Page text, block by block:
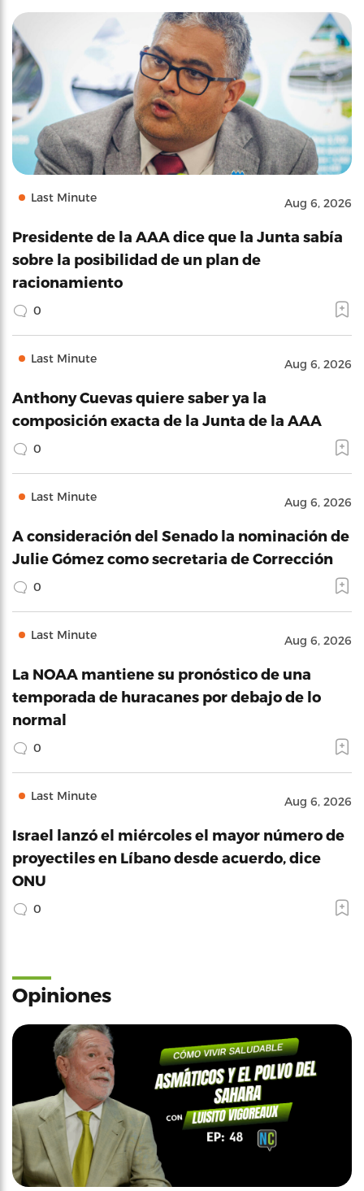
Last Minute Aug 6, 2026
Presidente de la AAA dice que la Junta sabía
sobre la posibilidad de un plan de
racionamiento
0
Last Minute Aug 6, 2026
Anthony Cuevas quiere saber ya la
composición exacta de la Junta de la AAA
0
Last Minute Aug 6, 2026
A consideración del Senado la nominación de
Julie Gómez como secretaria de Corrección
0
Last Minute Aug 6, 2026
La NOAA mantiene su pronóstico de una
temporada de huracanes por debajo de lo
normal
0
Last Minute Aug 6, 2026
Israel lanzó el miércoles el mayor número de
proyectiles en Líbano desde acuerdo, dice
ONU
0
Opiniones